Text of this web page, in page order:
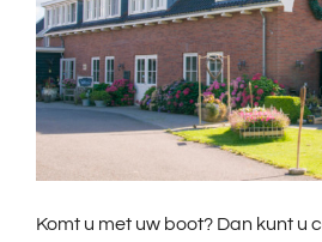
Komt u met uw boot? Dan kunt u